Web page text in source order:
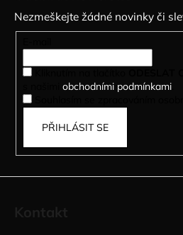
Nezmeškejte žádné novinky či
obchodními podmínkami.
PŘIHLÁSIT SE